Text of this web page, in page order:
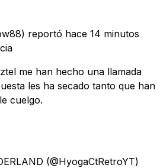
reportó hace 14 minutos
me han hecho una llamada
les ha secado tanto que han
cuelgo.
(@HyogaCtRetroYT)